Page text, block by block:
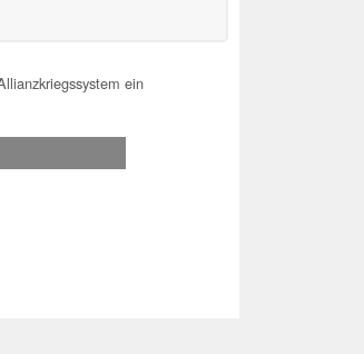
ein